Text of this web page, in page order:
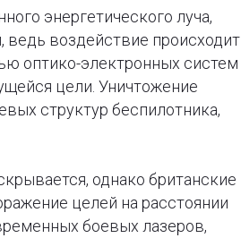
энергетического луча,
ведь воздействие происходит
оптико-электронных систем
цели. Уничтожение
структур беспилотника,
однако британские
целей на расстоянии
боевых лазеров,